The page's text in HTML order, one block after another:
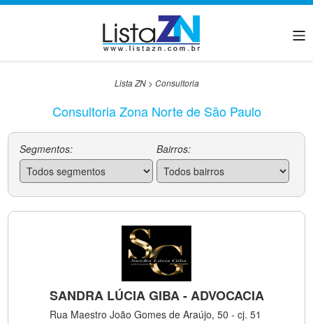
Lista ZN> Consultoria
Consultoria Zona Norte de São Paulo
Segmentos: Bairros:
SANDRA LÚCIA GIBA - ADVOCACIA
Rua Maestro João Gomes de Araújo, 50 - cj. 51